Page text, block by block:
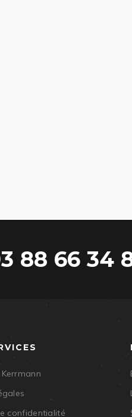
88 66 34
confidentialité